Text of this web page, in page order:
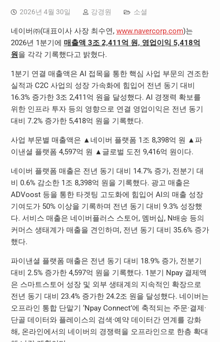
2026년 4월 30일 강경원 소셜
네이버㈜(대표이사 사장 최수연, www.navercorp.com)는
2026년 1분기에 매출액 3조 2,411억 원, 영업이익 5,418억
원을 각각 기록했다고 밝혔다.
1분기 연결 매출액은 AI 접목을 통한 핵심 사업 부문의 견조한
실적과 C2C 사업의 성장 가속화에 힘입어 전년 동기 대비
16.3% 증가한 3조 2,411억 원을 달성했다. AI 경쟁력 확보를
위한 인프라 투자 등의 영향으로 연결 영업이익은 전년 동기
대비 7.2% 증가한 5,418억 원을 기록했다.
사업 부문별 매출액은 ▲네이버 플랫폼 1조 8,398억 원 ▲파
이낸셜 플랫폼 4,597억 원 ▲글로벌 도전 9,416억 원이다.
네이버 플랫폼 매출은 전년 동기 대비 14.7% 증가, 전분기 대
비 0.6% 감소한 1조 8,398억 원을 기록했다. 광고 매출은
ADVoost 등을 통한 타겟팅 고도화에 힘입어 AI의 매출 성장
기여도가 50% 이상을 기록하며 전년 동기 대비 9.3% 성장했
다. 서비스 매출은 네이버플러스 스토어, 멤버십, N배송 등의
커머스 생태계가 매출을 견인하며, 전년 동기 대비 35.6% 증가
했다.
파이낸셜 플랫폼 매출은 전년 동기 대비 18.9% 증가, 전분기
대비 2.5% 증가한 4,597억 원을 기록했다. 1분기 Npay 결제액
은 스마트스토어 성장 및 외부 생태계의 지속적인 확장으로
전년 동기 대비 23.4% 증가한 24.2조 원을 달성했다. 네이버는
오프라인 통합 단말기 ‘Npay Connect’에 축적되는 주문·결제·
단골 데이터와 플레이스의 검색·예약 데이터간 연계를 강화
해, 온라인에서의 네이버의 경쟁력을 오프라인으로 한층 확대